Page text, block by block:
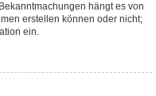
hängt es von
erstellen können oder nicht;
ein.